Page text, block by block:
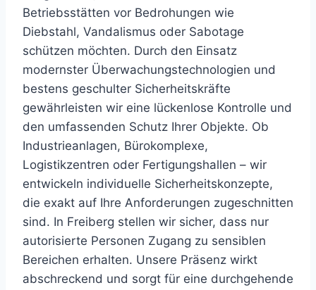
Betriebsstätten vor Bedrohungen wie
Diebstahl, Vandalismus oder Sabotage
schützen möchten. Durch den Einsatz
modernster Überwachungstechnologien und
bestens geschulter Sicherheitskräfte
gewährleisten wir eine lückenlose Kontrolle und
den umfassenden Schutz Ihrer Objekte. Ob
Industrieanlagen, Bürokomplexe,
Logistikzentren oder Fertigungshallen – wir
entwickeln individuelle Sicherheitskonzepte,
die exakt auf Ihre Anforderungen zugeschnitten
sind. In Freiberg stellen wir sicher, dass nur
autorisierte Personen Zugang zu sensiblen
Bereichen erhalten. Unsere Präsenz wirkt
abschreckend und sorgt für eine durchgehende